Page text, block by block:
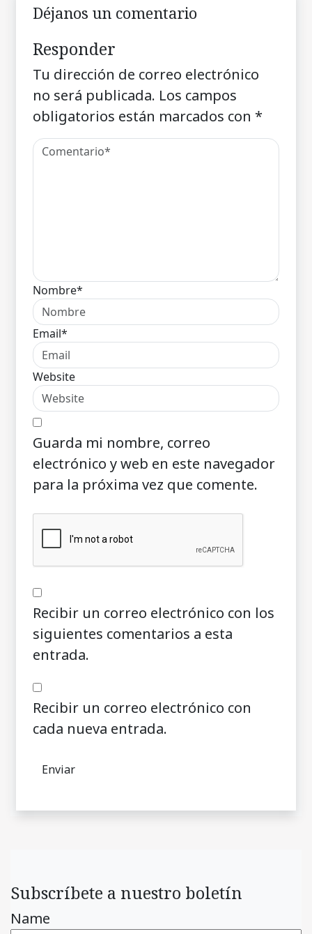
Déjanos un comentario
Responder
Tu dirección de correo electrónico
no será publicada. Los campos
obligatorios están marcados con *
Nombre*
Email*
Website
Guarda mi nombre, correo
electrónico y web en este navegador
para la próxima vez que comente.
Recibir un correo electrónico con los
siguientes comentarios a esta
entrada.
Recibir un correo electrónico con
cada nueva entrada.
Subscríbete a nuestro boletín
Name